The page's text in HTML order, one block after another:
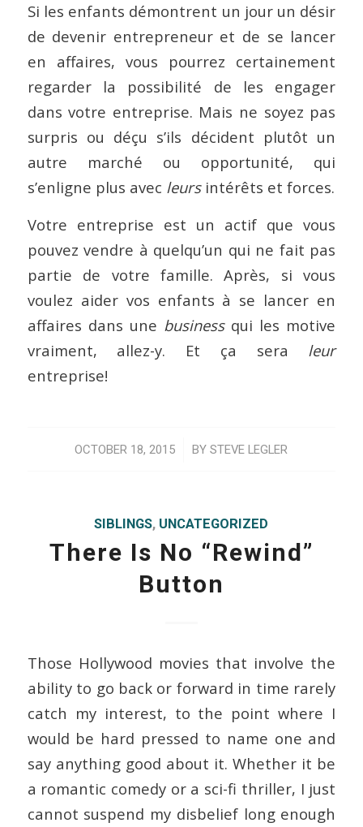
Si les enfants démontrent un jour un désir
de devenir entrepreneur et de se lancer
en affaires, vous pourrez certainement
regarder la possibilité de les engager
dans votre entreprise. Mais ne soyez pas
surpris ou déçu s’ils décident plutôt un
autre marché ou opportunité, qui
s’enligne plus avec leurs intérêts et forces.
Votre entreprise est un actif que vous
pouvez vendre à quelqu’un qui ne fait pas
partie de votre famille. Après, si vous
voulez aider vos enfants à se lancer en
affaires dans une businessqui les motive
vraiment, allez-y. Et ça sera leur
entreprise!
OCTOBER 18, 2015
/ BYSTEVE LEGLER
SIBLINGS, UNCATEGORIZED
There Is No “Rewind”
Button
Those Hollywood movies that involve the
ability to go back or forward in time rarely
catch my interest, to the point where I
would be hard pressed to name one and
say anything good about it. Whether it be
a romantic comedy or a sci-fi thriller, I just
cannot suspend my disbelief long enough